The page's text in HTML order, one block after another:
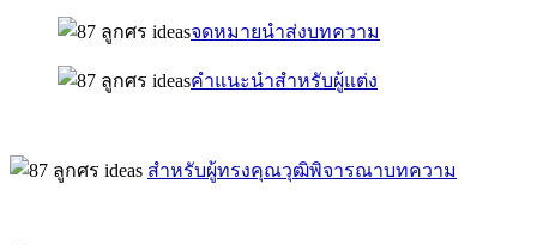
จดหมายนำส่งบทความ
คำแนะนำสำหรับผู้แต่ง
สำหรับผู้ทรงคุณวุฒิพิจารณาบทความ